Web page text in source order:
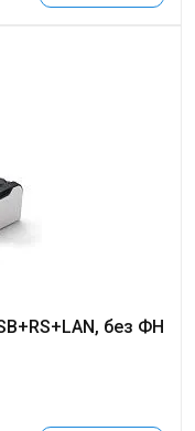
без ФН